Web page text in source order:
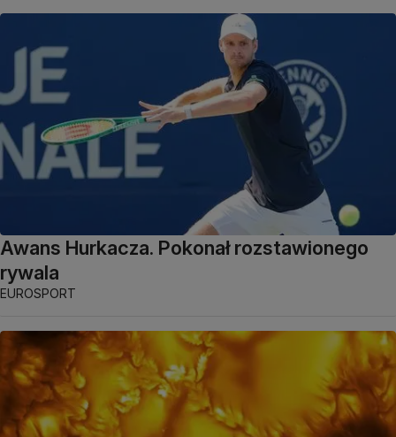
Awans Hurkacza. Pokonał rozstawionego
rywala
EUROSPORT